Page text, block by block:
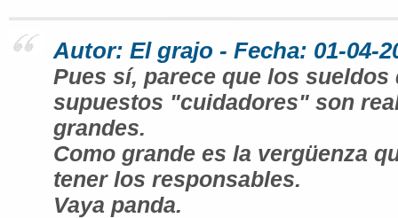
Autor: El grajo - Fecha: 01-04-
Pues sí, parece que los sueldos
supuestos "cuidadores" son
grandes.
Como grande es la vergüenza
tener los responsables.
Vaya panda.